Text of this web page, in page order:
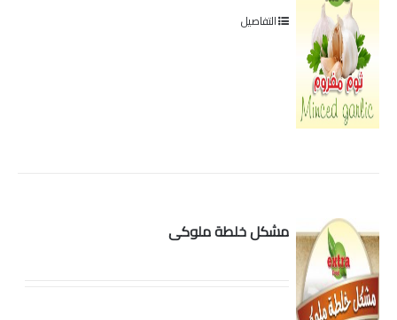
التفاصيل
مشكل خلطة ملوكى